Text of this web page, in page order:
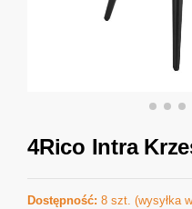
4Rico Intra
Dostępność: 8 szt. (wysyłka